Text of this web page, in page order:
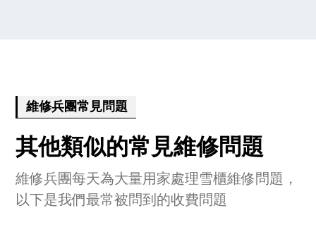
維修兵團常見問題
其他類似的常見維修問題
維修兵團每天為大量用家處理雪櫃維修問題，
以下是我們最常被問到的收費問題